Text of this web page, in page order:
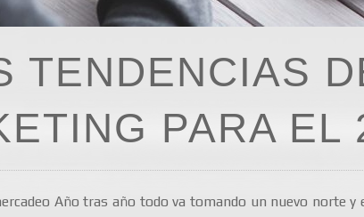
TENDENCIAS
PARA EL
Año tras año todo va tomando un nuevo norte y